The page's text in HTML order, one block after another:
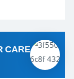
reliable,
...
CARE